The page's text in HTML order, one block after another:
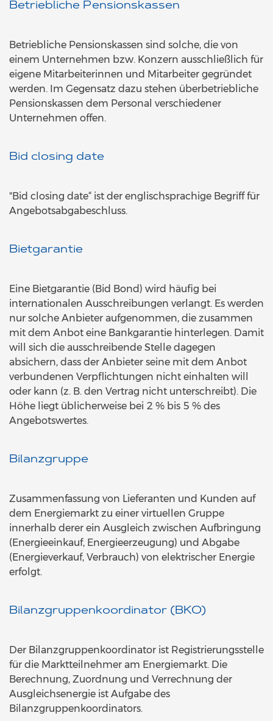
Betriebliche Pensionskassen
Betriebliche Pensionskassen sind solche, die von
einem Unternehmen bzw. Konzern ausschließlich für
eigene Mitarbeiterinnen und Mitarbeiter gegründet
werden. Im Gegensatz dazu stehen überbetriebliche
Pensionskassen dem Personal verschiedener
Unternehmen offen.
Bid closing date
"Bid closing date“ ist der englischsprachige Begriff für
Angebotsabgabeschluss.
Bietgarantie
Eine Bietgarantie (Bid Bond) wird häufig bei
internationalen Ausschreibungen verlangt. Es werden
nur solche Anbieter aufgenommen, die zusammen
mit dem Anbot eine Bankgarantie hinterlegen. Damit
will sich die ausschreibende Stelle dagegen
absichern, dass der Anbieter seine mit dem Anbot
verbundenen Verpflichtungen nicht einhalten will
oder kann (z. B. den Vertrag nicht unterschreibt). Die
Höhe liegt üblicherweise bei 2 % bis 5 % des
Angebotswertes.
Bilanzgruppe
Zusammenfassung von Lieferanten und Kunden auf
dem Energiemarkt zu einer virtuellen Gruppe
innerhalb derer ein Ausgleich zwischen Aufbringung
(Energieeinkauf, Energieerzeugung) und Abgabe
(Energieverkauf, Verbrauch) von elektrischer Energie
erfolgt.
Bilanzgruppenkoordinator (BKO)
Der Bilanzgruppenkoordinator ist Registrierungsstelle
für die Marktteilnehmer am Energiemarkt. Die
Berechnung, Zuordnung und Verrechnung der
Ausgleichsenergie ist Aufgabe des
Bilanzgruppenkoordinators.